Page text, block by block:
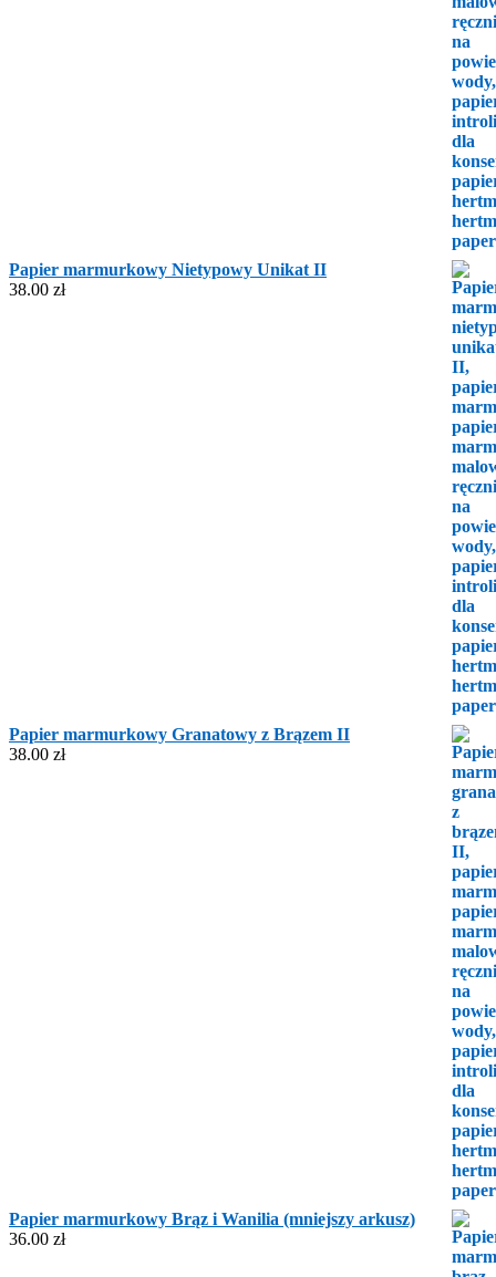
Papier marmurkowy Nietypowy Unikat II
38.00 zł
Papier marmurkowy Granatowy z Brązem II
38.00 zł
Papier marmurkowy Brąz i Wanilia (mniejszy arkusz)
36.00 zł